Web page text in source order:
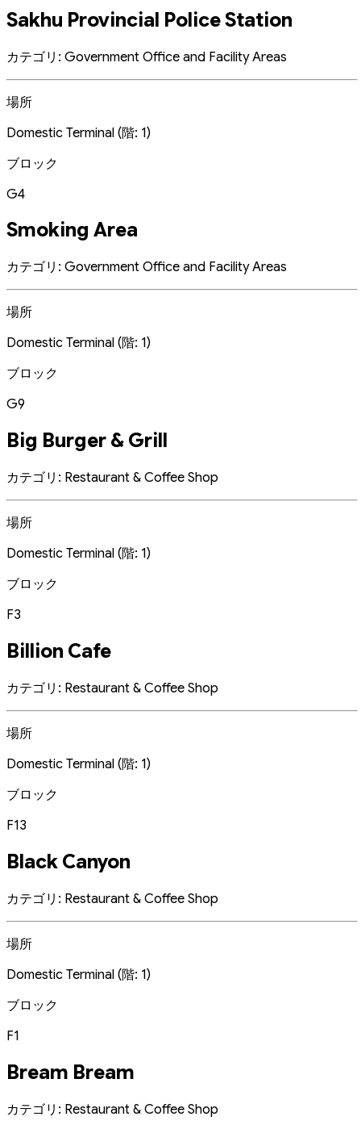
Sakhu Provincial Police Station
カテゴリ: Government Office and Facility Areas
場所
Domestic Terminal (階: 1)
ブロック
G4
Smoking Area
カテゴリ: Government Office and Facility Areas
場所
Domestic Terminal (階: 1)
ブロック
G9
Big Burger & Grill
カテゴリ: Restaurant & Coffee Shop
場所
Domestic Terminal (階: 1)
ブロック
F3
Billion Cafe
カテゴリ: Restaurant & Coffee Shop
場所
Domestic Terminal (階: 1)
ブロック
F13
Black Canyon
カテゴリ: Restaurant & Coffee Shop
場所
Domestic Terminal (階: 1)
ブロック
F1
Bream Bream
カテゴリ: Restaurant & Coffee Shop